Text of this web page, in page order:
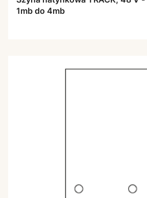
1mb do 4mb